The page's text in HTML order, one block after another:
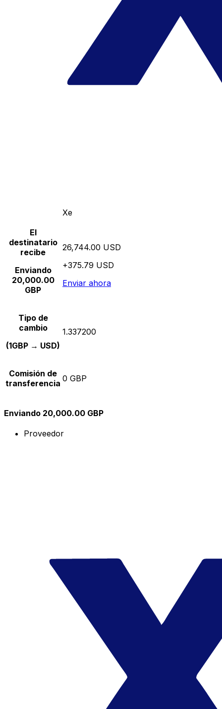
Xe
El
destinatario
recibe
Enviando
20,000.00
GBP
26,744.00 USD
+375.79 USD
Enviar ahora
Tipo de
cambio
(1GBP → USD)
1.337200
Comisión de
transferencia 0 GBP
Enviando 20,000.00 GBP
Proveedor